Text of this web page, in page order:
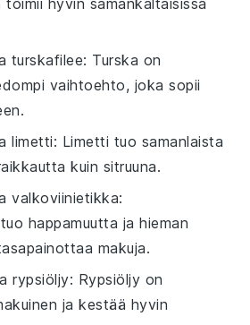
turskafilee: Turska on
vaihtoehto, joka sopii
limetti: Limetti tuo samanlaista
kuin sitruuna.
valkoviinietikka:
happamuutta ja hieman
makuja.
rypsiöljy: Rypsiöljy on
ja kestää hyvin